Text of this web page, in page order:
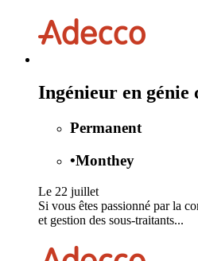
Ingénieur en
Permanent
•Monthey
Le 22 juillet
Si vous êtes passionné par la
et gestion des sous-traitants...